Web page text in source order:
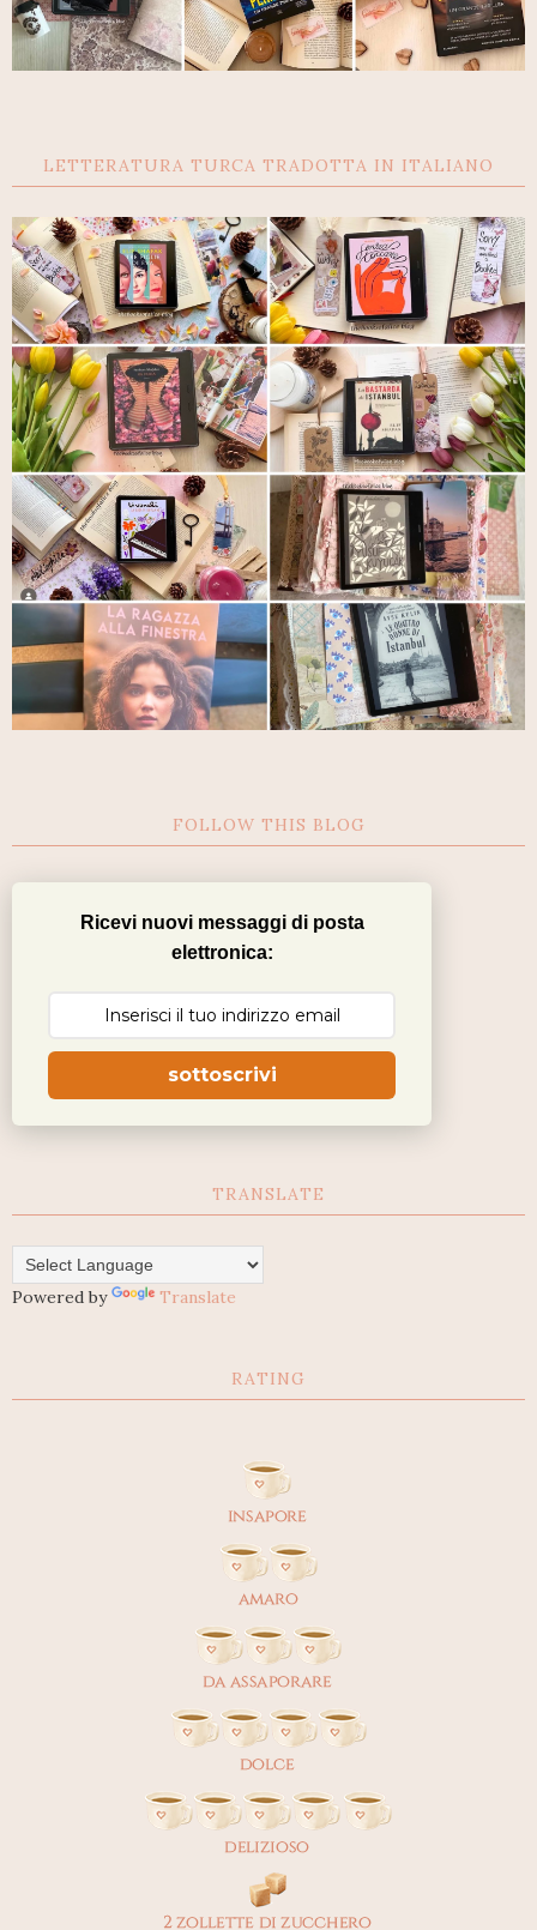
LETTERATURA TURCA TRADOTTA IN ITALIANO
FOLLOW THIS BLOG
Ricevi nuovi messaggi di posta
elettronica:
sottoscrivi
TRANSLATE
Powered by Translate
RATING